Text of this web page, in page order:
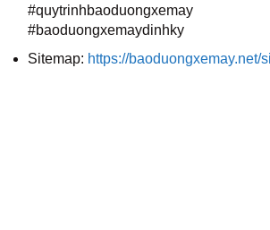
#quytrinhbaoduongxemay
#baoduongxemaydinhky
Sitemap: https://baoduongxemay.net/